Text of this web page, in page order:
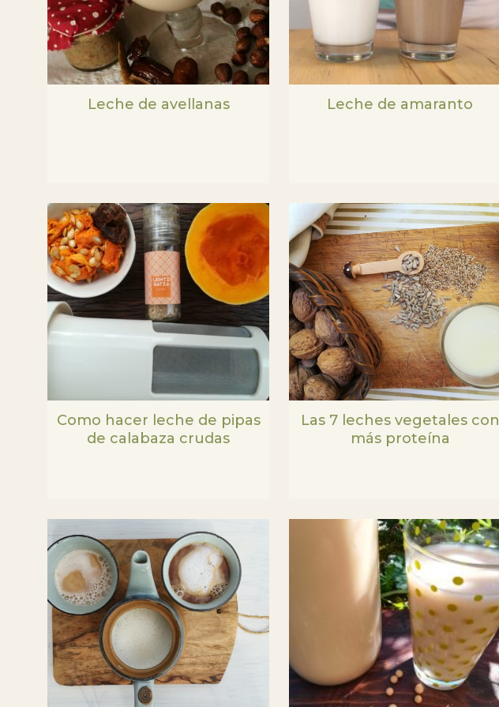
Leche de avellanas Leche de amaranto
Como hacer leche de pipas
de calabaza crudas
Las 7 leches vegetales con
más proteína